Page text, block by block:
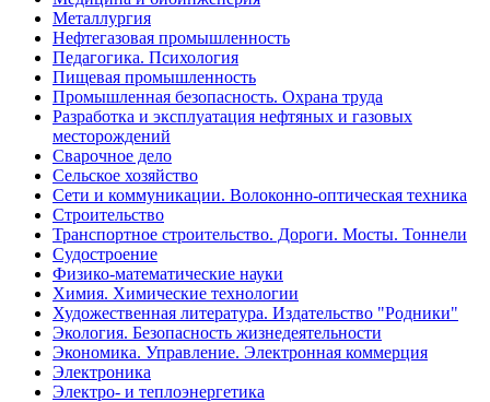
Металлургия
Нефтегазовая промышленность
Педагогика. Психология
Пищевая промышленность
Промышленная безопасность. Охрана труда
Разработка и эксплуатация нефтяных и газовых
месторождений
Сварочное дело
Сельское хозяйство
Сети и коммуникации. Волоконно-оптическая техника
Строительство
Транспортное строительство. Дороги. Мосты. Тоннели
Судостроение
Физико-математические науки
Химия. Химические технологии
Художественная литература. Издательство "Родники"
Экология. Безопасность жизнедеятельности
Экономика. Управление. Электронная коммерция
Электроника
Электро- и теплоэнергетика